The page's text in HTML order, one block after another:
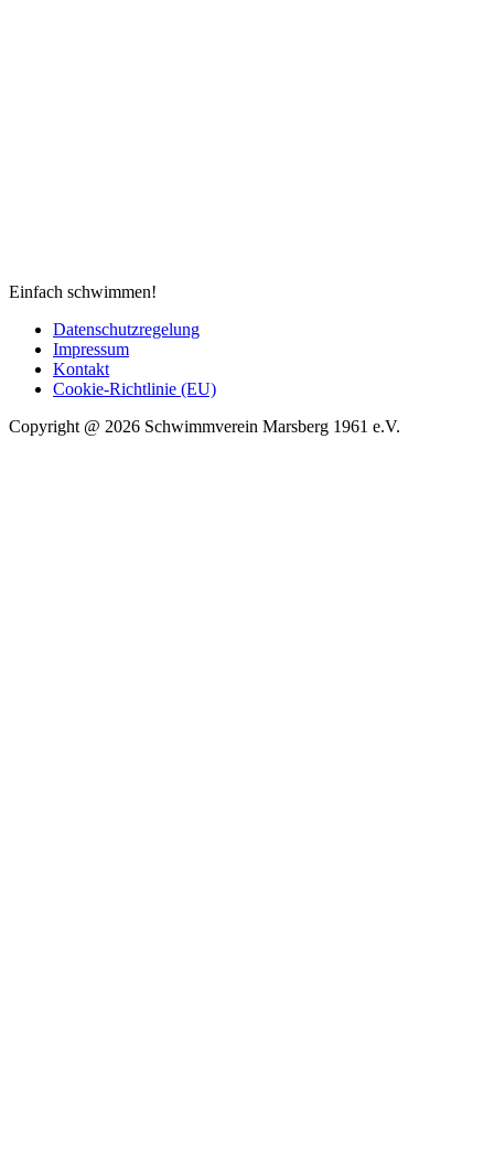
Einfach schwimmen!
Datenschutzregelung
Impressum
Kontakt
Cookie-Richtlinie (EU)
Copyright @ 2026 Schwimmverein Marsberg 1961 e.V.